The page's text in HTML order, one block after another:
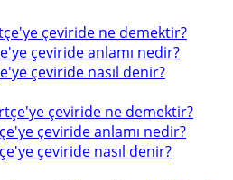
çeviride ne demektir?
çeviride anlamı nedir?
çeviride nasıl denir?
çeviride ne demektir?
çeviride anlamı nedir?
çeviride nasıl denir?